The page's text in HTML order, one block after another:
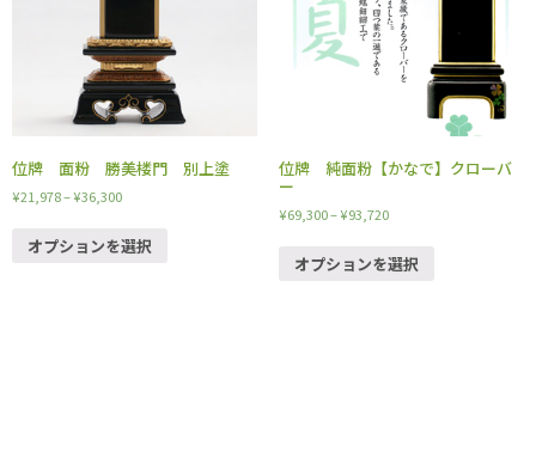
位牌 面粉 勝美楼門 別上塗
¥21,978–¥36,300
オプションを選択
位牌 純面粉【かなで】クローバ
ー
¥69,300–¥93,720
オプションを選択